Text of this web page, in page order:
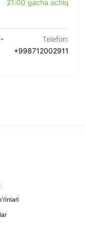
21:00 gacha ochiq
-
Telefon:
+998712002911